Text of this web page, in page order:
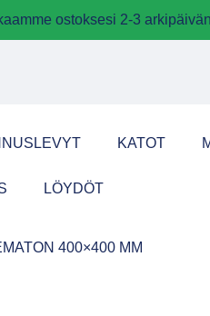
ostoksesi 2-3
KATOT
LÖYDÖT
400×400 MM